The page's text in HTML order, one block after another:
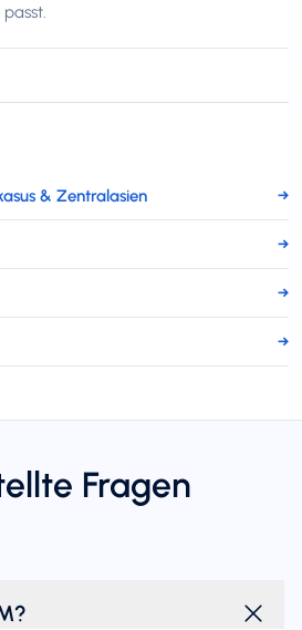
& Zentralasien →
→
→
→
Fragen